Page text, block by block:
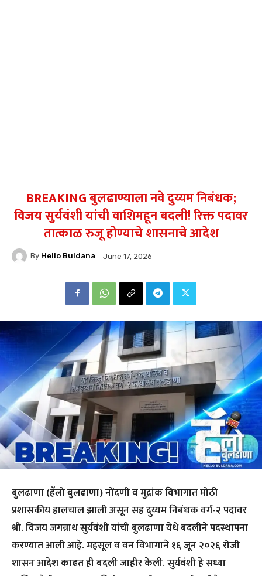
BREAKING बुलढाण्याला नवे दुय्यम निबंधक;
विजय सुर्यवंशी यांची वाशिमहून बदली! रिक्त पदावर
तात्काळ रुजू होण्याचे शासनाचे आदेश
By Hello Buldana June 17, 2026
बुलढाणा(हॅलो बुलढाणा)नोंदणी व मुद्रांक विभागात मोठी
प्रशासकीय हालचाल झाली असून सह दुय्यम निबंधक वर्ग-२ पदावर
श्री. विजय जगन्नाथ सुर्यवंशी यांची बुलढाणा येथे बदलीने पदस्थापना
करण्यात आली आहे. महसूल व वन विभागाने १६ जून २०२६ रोजी
शासन आदेश काढत ही बदली जाहीर केली. सुर्यवंशी हे सध्या